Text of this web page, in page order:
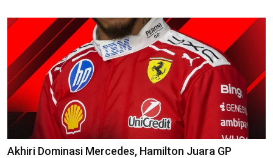
Akhiri Dominasi Mercedes, Hamilton Juara GP